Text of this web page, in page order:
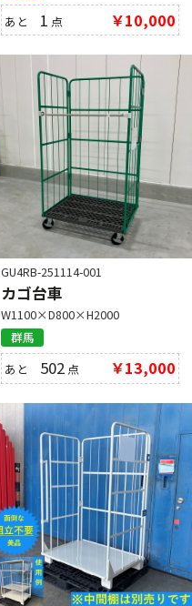
あと 1 点 ￥10,000
GU4RB-251114-001
カゴ台車
W1100×D800×H2000
群馬
あと 502 点 ￥13,000